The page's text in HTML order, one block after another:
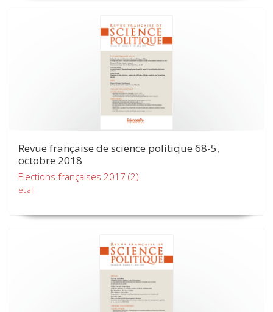
Revue française de science politique 68-5,
octobre 2018
Elections françaises 2017 (2)
et al.